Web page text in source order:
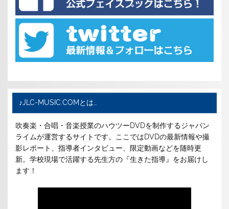
♪JLC-MUSIC.COMとは…
吹奏楽・合唱・音楽授業のハウツーDVDを制作するジャパン
ライムが運営するサイトです。ここではDVDの最新情報や撮
影レポート、指導者インタビュー、限定動画などを随時更
新。学校現場で活躍する先生方の『生きた指導』をお届けし
ます！